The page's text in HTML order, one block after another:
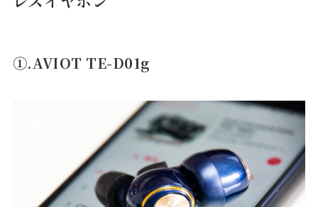
①.AVIOT TE-D01g